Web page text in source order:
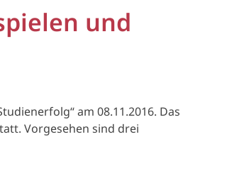
und
am 08.11.2016. Das
Vorgesehen sind drei